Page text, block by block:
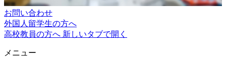
お問い合わせ
外国人留学生の方へ
高校教員の方へ 新しいタブで開く
メニュー